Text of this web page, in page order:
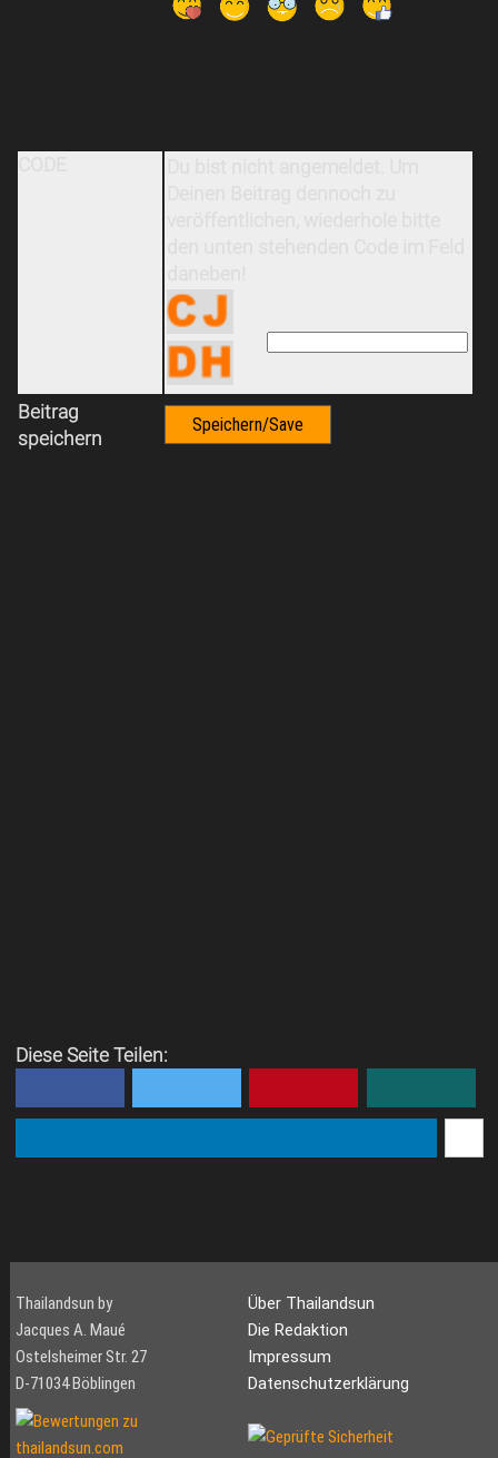
Beitrag
speichern
Diese Seite Teilen:
Thailandsun by
Jacques A. Maué
Ostelsheimer Str. 27
D-71034 Böblingen
Über Thailandsun
Die Redaktion
Impressum
Datenschutzerklärung